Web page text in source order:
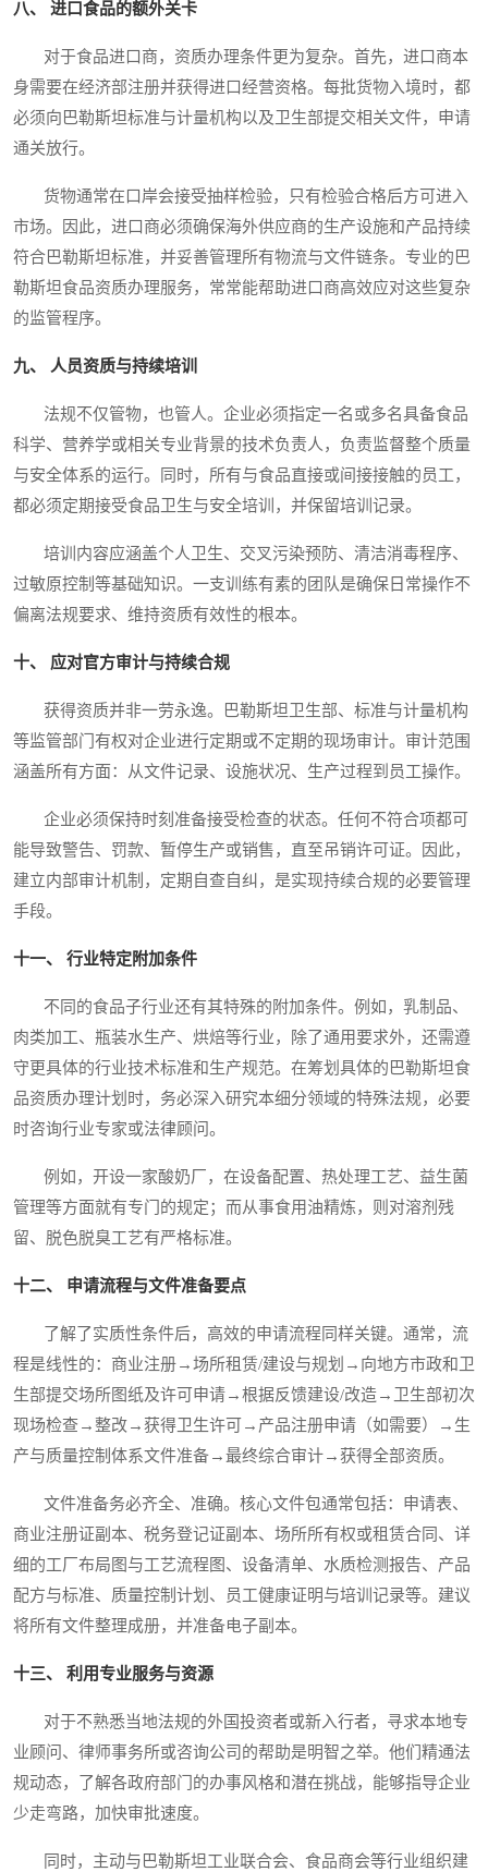
八、 进口食品的额外关卡
对于食品进口商，资质办理条件更为复杂。首先，进口商本
身需要在经济部注册并获得进口经营资格。每批货物入境时，都
必须向巴勒斯坦标准与计量机构以及卫生部提交相关文件，申请
通关放行。
货物通常在口岸会接受抽样检验，只有检验合格后方可进入
市场。因此，进口商必须确保海外供应商的生产设施和产品持续
符合巴勒斯坦标准，并妥善管理所有物流与文件链条。专业的巴
勒斯坦食品资质办理服务，常常能帮助进口商高效应对这些复杂
的监管程序。
九、 人员资质与持续培训
法规不仅管物，也管人。企业必须指定一名或多名具备食品
科学、营养学或相关专业背景的技术负责人，负责监督整个质量
与安全体系的运行。同时，所有与食品直接或间接接触的员工，
都必须定期接受食品卫生与安全培训，并保留培训记录。
培训内容应涵盖个人卫生、交叉污染预防、清洁消毒程序、
过敏原控制等基础知识。一支训练有素的团队是确保日常操作不
偏离法规要求、维持资质有效性的根本。
十、 应对官方审计与持续合规
获得资质并非一劳永逸。巴勒斯坦卫生部、标准与计量机构
等监管部门有权对企业进行定期或不定期的现场审计。审计范围
涵盖所有方面：从文件记录、设施状况、生产过程到员工操作。
企业必须保持时刻准备接受检查的状态。任何不符合项都可
能导致警告、罚款、暂停生产或销售，直至吊销许可证。因此，
建立内部审计机制，定期自查自纠，是实现持续合规的必要管理
手段。
十一、 行业特定附加条件
不同的食品子行业还有其特殊的附加条件。例如，乳制品、
肉类加工、瓶装水生产、烘焙等行业，除了通用要求外，还需遵
守更具体的行业技术标准和生产规范。在筹划具体的巴勒斯坦食
品资质办理计划时，务必深入研究本细分领域的特殊法规，必要
时咨询行业专家或法律顾问。
例如，开设一家酸奶厂，在设备配置、热处理工艺、益生菌
管理等方面就有专门的规定；而从事食用油精炼，则对溶剂残
留、脱色脱臭工艺有严格标准。
十二、 申请流程与文件准备要点
了解了实质性条件后，高效的申请流程同样关键。通常，流
程是线性的：商业注册→场所租赁/建设与规划→向地方市政和卫
生部提交场所图纸及许可申请→根据反馈建设/改造→卫生部初次
现场检查→整改→获得卫生许可→产品注册申请（如需要）→生
产与质量控制体系文件准备→最终综合审计→获得全部资质。
文件准备务必齐全、准确。核心文件包通常包括：申请表、
商业注册证副本、税务登记证副本、场所所有权或租赁合同、详
细的工厂布局图与工艺流程图、设备清单、水质检测报告、产品
配方与标准、质量控制计划、员工健康证明与培训记录等。建议
将所有文件整理成册，并准备电子副本。
十三、 利用专业服务与资源
对于不熟悉当地法规的外国投资者或新入行者，寻求本地专
业顾问、律师事务所或咨询公司的帮助是明智之举。他们精通法
规动态，了解各政府部门的办事风格和潜在挑战，能够指导企业
少走弯路，加快审批速度。
同时，主动与巴勒斯坦工业联合会、食品商会等行业组织建